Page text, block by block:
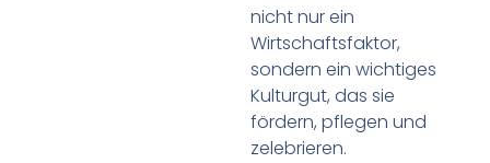
nicht nur ein
Wirtschaftsfaktor,
sondern ein wichtiges
Kulturgut, das sie
fördern, pflegen und
zelebrieren.